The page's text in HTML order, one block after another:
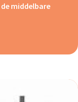
middelbare
Armoedefonds